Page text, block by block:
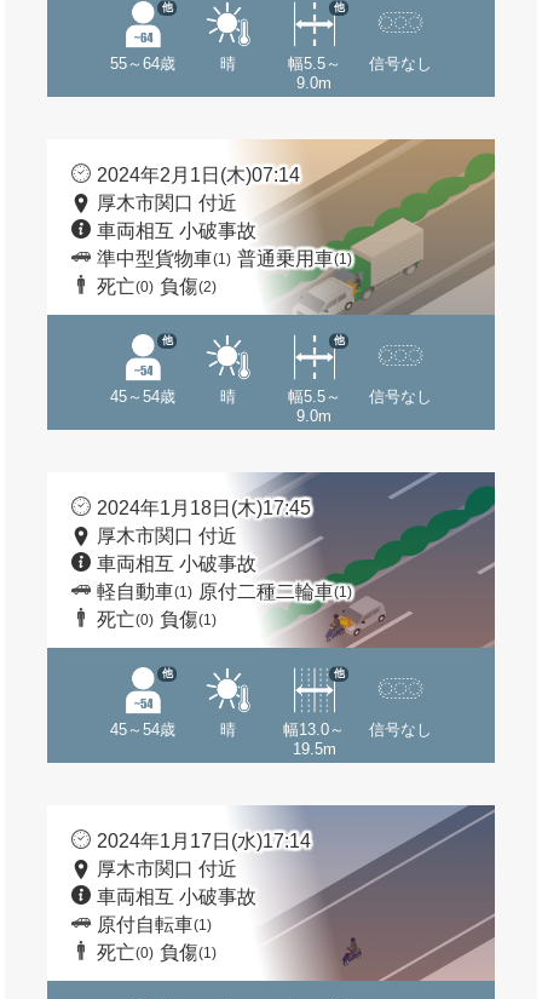
55～64歳
他
晴
幅5.5～
9.0m
他
信号なし
2024年2月1日(木)07:14
厚木市関口 付近
車両相互 小破事故
準中型貨物車(1) 普通乗用車(1)
死亡(0) 負傷(2)
45～54歳
他
晴
幅5.5～
9.0m
他
信号なし
2024年1月18日(木)17:45
厚木市関口 付近
車両相互 小破事故
軽自動車(1) 原付二種二輪車(1)
死亡(0) 負傷(1)
45～54歳
他
晴
幅13.0～
19.5m
他
信号なし
2024年1月17日(水)17:14
厚木市関口 付近
車両相互 小破事故
原付自転車(1)
死亡(0) 負傷(1)